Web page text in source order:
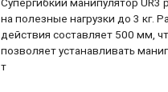
на полезные нагрузки до 3 кг.
действия составляет 500 мм,
позволяет устанавливать
т